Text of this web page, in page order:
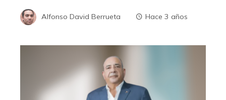
Alfonso David Berrueta Hace 3 años